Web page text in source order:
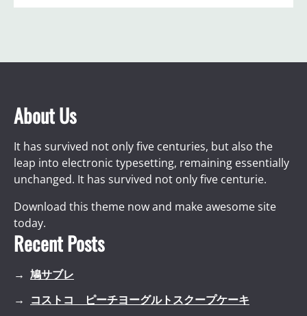
About Us
It has survived not only five centuries, but also the
leap into electronic typesetting, remaining essentially
unchanged. It has survived not only five centurie.
Download this theme now and make awesome site
today.
Recent Posts
鳩サブレ
コストコ ピーチヨーグルトスクープケーキ